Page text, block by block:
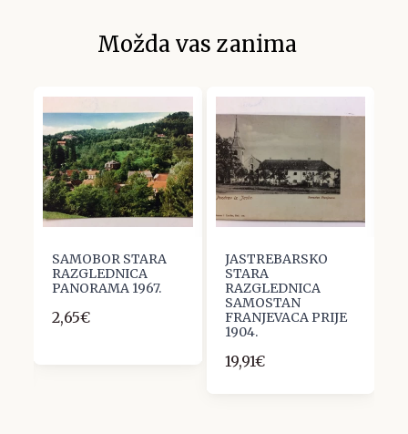
Možda vas zanima
SAMOBOR STARA
RAZGLEDNICA
PANORAMA 1967.
2,65€
JASTREBARSKO
STARA
RAZGLEDNICA
SAMOSTAN
FRANJEVACA PRIJE
1904.
19,91€